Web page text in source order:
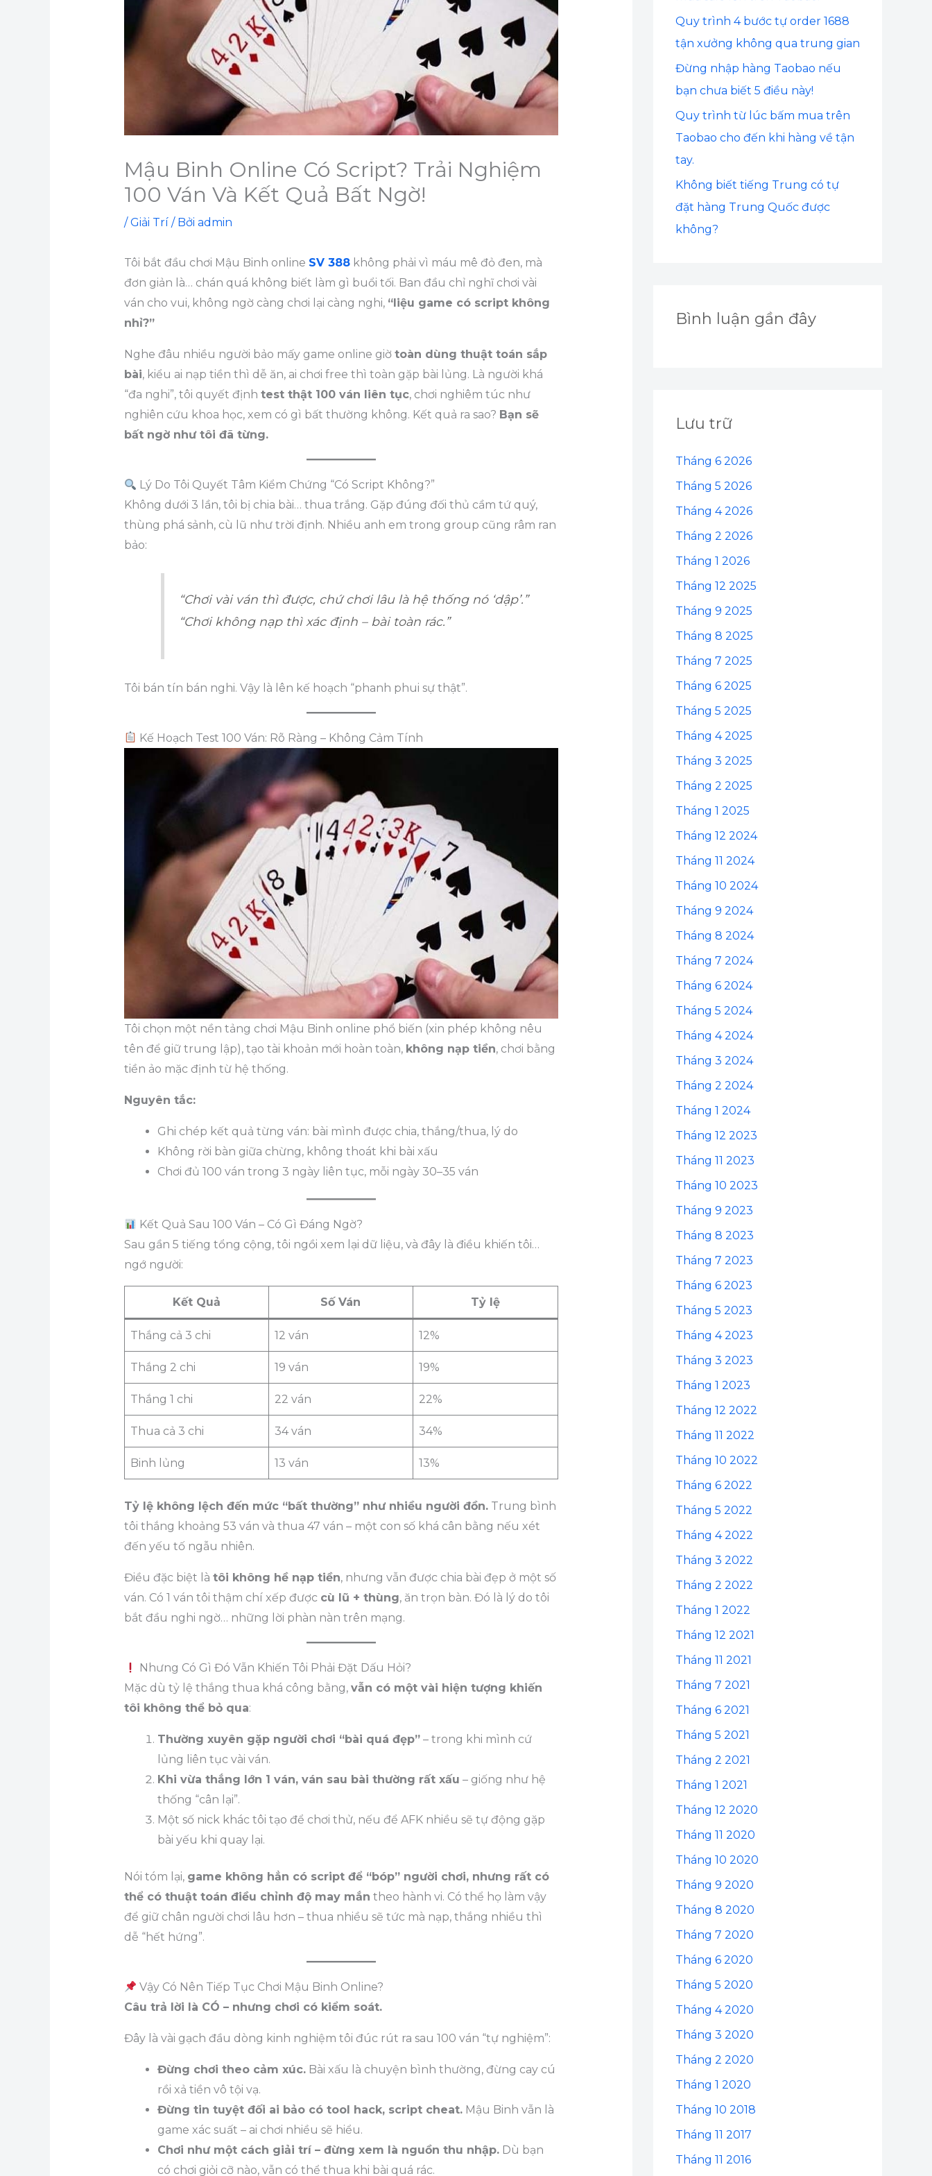
Mậu Binh Online Có Script? Trải Nghiệm
100 Ván Và Kết Quả Bất Ngờ!
/Giải Trí/ Bởi admin
Tôi bắt đầu chơi Mậu Binh online SV 388không phải vì máu mê đỏ đen, mà
đơn giản là… chán quá không biết làm gì buổi tối. Ban đầu chỉ nghĩ chơi vài
ván cho vui, không ngờ càng chơi lại càng nghi, “liệu game có script không
nhỉ?”
Nghe đâu nhiều người bảo mấy game online giờ toàn dùng thuật toán sắp
bài, kiểu ai nạp tiền thì dễ ăn, ai chơi free thì toàn gặp bài lủng. Là người khá
“đa nghi”, tôi quyết định test thật 100 ván liên tục, chơi nghiêm túc như
nghiên cứu khoa học, xem có gì bất thường không. Kết quả ra sao? Bạn sẽ
bất ngờ như tôi đã từng.
Lý Do Tôi Quyết Tâm Kiểm Chứng “Có Script Không?”
Không dưới 3 lần, tôi bị chia bài… thua trắng. Gặp đúng đối thủ cầm tứ quý,
thùng phá sảnh, cù lũ như trời định. Nhiều anh em trong group cũng râm ran
bảo:
“Chơi vài ván thì được, chứ chơi lâu là hệ thống nó ‘dập’.”
“Chơi không nạp thì xác định – bài toàn rác.”
Tôi bán tín bán nghi. Vậy là lên kế hoạch “phanh phui sự thật”.
Kế Hoạch Test 100 Ván: Rõ Ràng – Không Cảm Tính
Tôi chọn một nền tảng chơi Mậu Binh online phổ biến (xin phép không nêu
tên để giữ trung lập), tạo tài khoản mới hoàn toàn, không nạp tiền, chơi bằng
tiền ảo mặc định từ hệ thống.
Nguyên tắc:
Ghi chép kết quả từng ván: bài mình được chia, thắng/thua, lý do
Không rời bàn giữa chừng, không thoát khi bài xấu
Chơi đủ 100 ván trong 3 ngày liên tục, mỗi ngày 30–35 ván
Kết Quả Sau 100 Ván – Có Gì Đáng Ngờ?
Sau gần 5 tiếng tổng cộng, tôi ngồi xem lại dữ liệu, và đây là điều khiến tôi…
ngớ người:
Kết Quả Số Ván Tỷ lệ
Thắng cả 3 chi 12 ván 12%
Thắng 2 chi 19 ván 19%
Thắng 1 chi 22 ván 22%
Thua cả 3 chi 34 ván 34%
Binh lủng 13 ván 13%
Tỷ lệ không lệch đến mức “bất thường” như nhiều người đồn.Trung bình
tôi thắng khoảng 53 ván và thua 47 ván – một con số khá cân bằng nếu xét
đến yếu tố ngẫu nhiên.
Điều đặc biệt là tôi không hề nạp tiền, nhưng vẫn được chia bài đẹp ở một số
ván. Có 1 ván tôi thậm chí xếp được cù lũ + thùng, ăn trọn bàn. Đó là lý do tôi
bắt đầu nghi ngờ… những lời phàn nàn trên mạng.
Nhưng Có Gì Đó Vẫn Khiến Tôi Phải Đặt Dấu Hỏi?
Mặc dù tỷ lệ thắng thua khá công bằng, vẫn có một vài hiện tượng khiến
tôi không thể bỏ qua:
Thường xuyên gặp người chơi “bài quá đẹp”– trong khi mình cứ
lủng liên tục vài ván.
Khi vừa thắng lớn 1 ván, ván sau bài thường rất xấu – giống như hệ
thống “cân lại”.
Một số nick khác tôi tạo để chơi thử, nếu để AFK nhiều sẽ tự động gặp
bài yếu khi quay lại.
Nói tóm lại, game không hẳn có script để “bóp” người chơi, nhưng rất có
thể có thuật toán điều chỉnh độ may mắn theo hành vi. Có thể họ làm vậy
để giữ chân người chơi lâu hơn – thua nhiều sẽ tức mà nạp, thắng nhiều thì
dễ “hết hứng”.
Vậy Có Nên Tiếp Tục Chơi Mậu Binh Online?
Câu trả lời là CÓ – nhưng chơi có kiểm soát.
Đây là vài gạch đầu dòng kinh nghiệm tôi đúc rút ra sau 100 ván “tự nghiệm”:
Đừng chơi theo cảm xúc.Bài xấu là chuyện bình thường, đừng cay cú
rồi xả tiền vô tội vạ.
Đừng tin tuyệt đối ai bảo có tool hack, script cheat.Mậu Binh vẫn là
game xác suất – ai chơi nhiều sẽ hiểu.
Chơi như một cách giải trí – đừng xem là nguồn thu nhập.Dù bạn
có chơi giỏi cỡ nào, vẫn có thể thua khi bài quá rác.
Quy trình 4 bước tự order 1688
tận xưởng không qua trung gian
Đừng nhập hàng Taobao nếu
bạn chưa biết 5 điều này!
Quy trình từ lúc bấm mua trên
Taobao cho đến khi hàng về tận
tay.
Không biết tiếng Trung có tự
đặt hàng Trung Quốc được
không?
Bình luận gần đây
Lưu trữ
Tháng 6 2026
Tháng 5 2026
Tháng 4 2026
Tháng 2 2026
Tháng 1 2026
Tháng 12 2025
Tháng 9 2025
Tháng 8 2025
Tháng 7 2025
Tháng 6 2025
Tháng 5 2025
Tháng 4 2025
Tháng 3 2025
Tháng 2 2025
Tháng 1 2025
Tháng 12 2024
Tháng 11 2024
Tháng 10 2024
Tháng 9 2024
Tháng 8 2024
Tháng 7 2024
Tháng 6 2024
Tháng 5 2024
Tháng 4 2024
Tháng 3 2024
Tháng 2 2024
Tháng 1 2024
Tháng 12 2023
Tháng 11 2023
Tháng 10 2023
Tháng 9 2023
Tháng 8 2023
Tháng 7 2023
Tháng 6 2023
Tháng 5 2023
Tháng 4 2023
Tháng 3 2023
Tháng 1 2023
Tháng 12 2022
Tháng 11 2022
Tháng 10 2022
Tháng 6 2022
Tháng 5 2022
Tháng 4 2022
Tháng 3 2022
Tháng 2 2022
Tháng 1 2022
Tháng 12 2021
Tháng 11 2021
Tháng 7 2021
Tháng 6 2021
Tháng 5 2021
Tháng 2 2021
Tháng 1 2021
Tháng 12 2020
Tháng 11 2020
Tháng 10 2020
Tháng 9 2020
Tháng 8 2020
Tháng 7 2020
Tháng 6 2020
Tháng 5 2020
Tháng 4 2020
Tháng 3 2020
Tháng 2 2020
Tháng 1 2020
Tháng 10 2018
Tháng 11 2017
Tháng 11 2016